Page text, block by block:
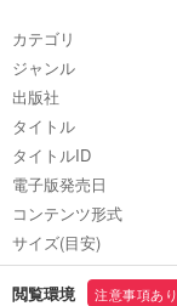
カテゴリ
ジャンル
出版社
タイトル
タイトルID
電子版発売日
コンテンツ形式
サイズ(目安)
閲覧環境 注意事項あり